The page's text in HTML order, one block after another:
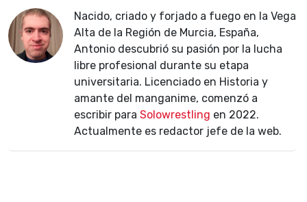
Nacido, criado y forjado a fuego en la Vega
Alta de la Región de Murcia, España,
Antonio descubrió su pasión por la lucha
libre profesional durante su etapa
universitaria. Licenciado en Historia y
amante del manganime, comenzó a
escribir para Solowrestling en 2022.
Actualmente es redactor jefe de la web.